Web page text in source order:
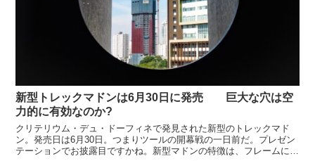
新型トレックマドンは6月30日に発売 巨大な穴は空
力的に有効なのか?
クリテリウム・デュ・ドーフィネで発見された新型のトレックマド
ン。発売日は6月30日。つまりツールの開幕戦の一日前だ。プレゼン
テーションでお披露目ですかね。新型マドンの特徴は、フレームにあ